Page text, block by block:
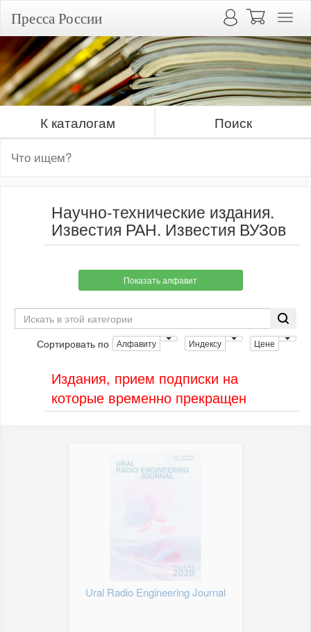
Пресса России
К каталогам Поиск
Научно-технические издания.
Известия РАН. Известия ВУЗов
Показать алфавит
Сортировать по Алфавиту Индексу Цене
Издания, прием подписки на
которые временно прекращен
Ural Radio Engineering Journal